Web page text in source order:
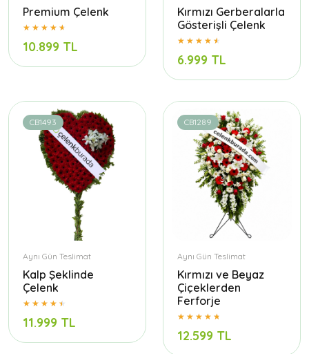
Premium Çelenk
10.899 TL
Kırmızı Gerberalarla
Gösterişli Çelenk
6.999 TL
CB1493
Aynı Gün Teslimat
Kalp Şeklinde
Çelenk
11.999 TL
CB1289
Aynı Gün Teslimat
Kırmızı ve Beyaz
Çiçeklerden
Ferforje
12.599 TL